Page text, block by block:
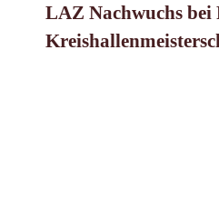
LAZ Nachwuchs bei